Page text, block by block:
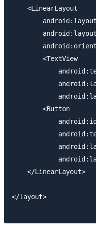
    <LinearLayout
        <TextView
        <Button
    </LinearLayout>
</layout>